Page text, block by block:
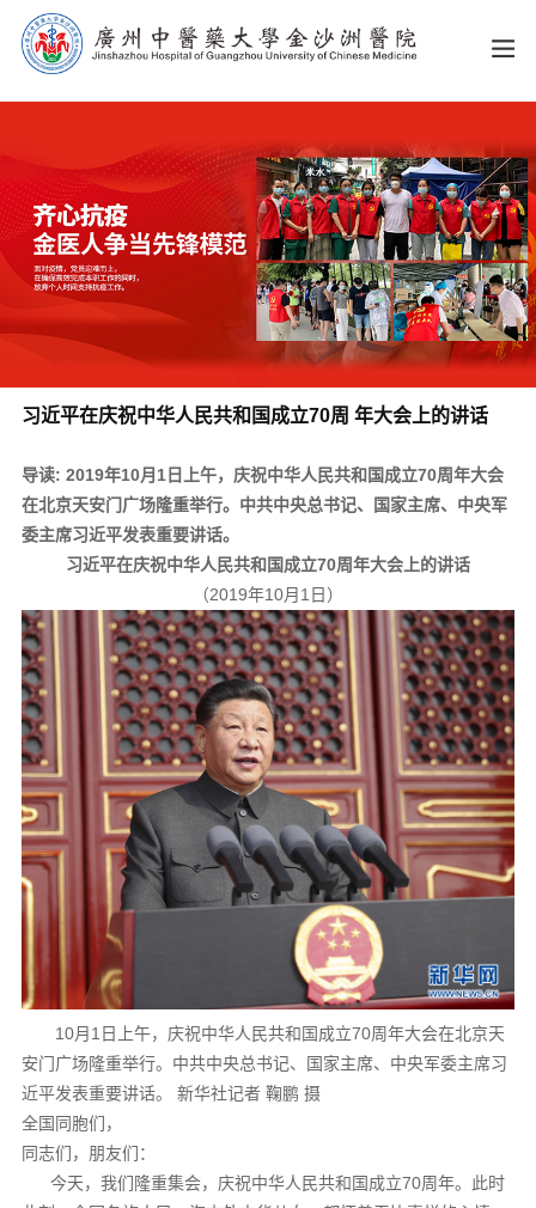
习近平在庆祝中华人民共和国成立70周 年大会上的讲话
导读: 2019年10月1日上午，庆祝中华人民共和国成立70周年大会
在北京天安门广场隆重举行。中共中央总书记、国家主席、中央军
委主席习近平发表重要讲话。
习近平在庆祝中华人民共和国成立70周年大会上的讲话
（2019年10月1日）
10月1日上午，庆祝中华人民共和国成立70周年大会在北京天
安门广场隆重举行。中共中央总书记、国家主席、中央军委主席习
近平发表重要讲话。 新华社记者 鞠鹏 摄
全国同胞们，
同志们，朋友们：
今天，我们隆重集会，庆祝中华人民共和国成立70周年。此时